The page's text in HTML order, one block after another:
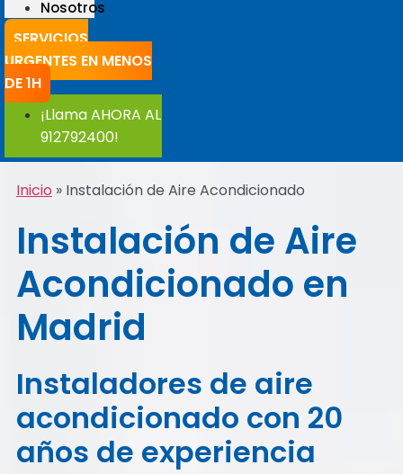
Nosotros
SERVICIOS
URGENTES EN MENOS
DE 1H
¡Llama AHORA AL
912792400!
Inicio » Instalación de Aire Acondicionado
Instalación de Aire
Acondicionado en
Madrid
Instaladores de aire
acondicionado con 20
años de experiencia